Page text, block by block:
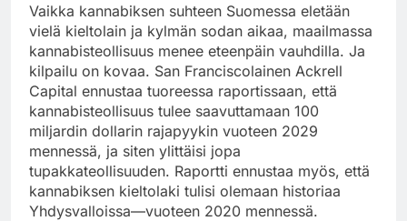
Vaikka kannabiksen suhteen Suomessa eletään
vielä kieltolain ja kylmän sodan aikaa, maailmassa
kannabisteollisuus menee eteenpäin vauhdilla. Ja
kilpailu on kovaa. San Franciscolainen Ackrell
Capital ennustaa tuoreessa raportissaan, että
kannabisteollisuus tulee saavuttamaan 100
miljardin dollarin rajapyykin vuoteen 2029
mennessä, ja siten ylittäisi jopa
tupakkateollisuuden. Raportti ennustaa myös, että
kannabiksen kieltolaki tulisi olemaan historiaa
Yhdysvalloissa—vuoteen 2020 mennessä.